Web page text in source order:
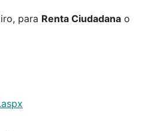
para Renta Ciudadana o